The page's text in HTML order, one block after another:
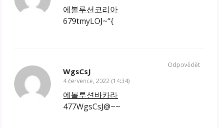
에볼루션코리아
679tmyLOJ~“{
WgsCsJ
4 července, 2022 (14:34)
에볼루션바카라
477WgsCsJ@~~
Odpovědět